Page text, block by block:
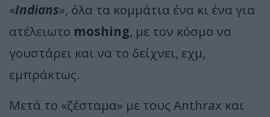
«Indians», όλα τα κομμάτια ένα κι ένα για
ατέλειωτο moshing, με τον κόσμο να
γουστάρει και να το δείχνει, εχμ,
εμπράκτως.
Μετά το «ζέσταμα» με τους Anthrax και